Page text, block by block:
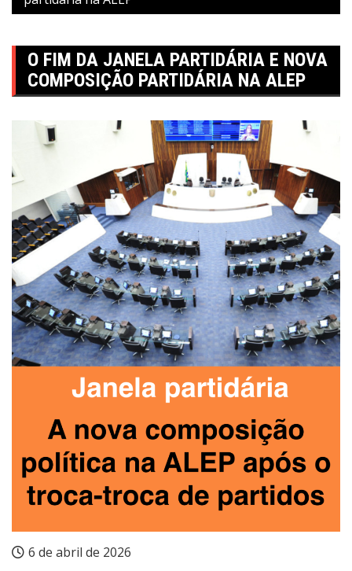
O FIM DA JANELA PARTIDÁRIA E NOVA
COMPOSIÇÃO PARTIDÁRIA NA ALEP
6 de abril de 2026